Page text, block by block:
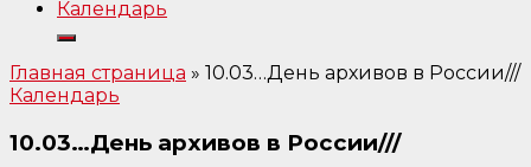
Календарь
Главная страница » 10.03…День архивов в России///
Календарь
10.03…День архивов в России///